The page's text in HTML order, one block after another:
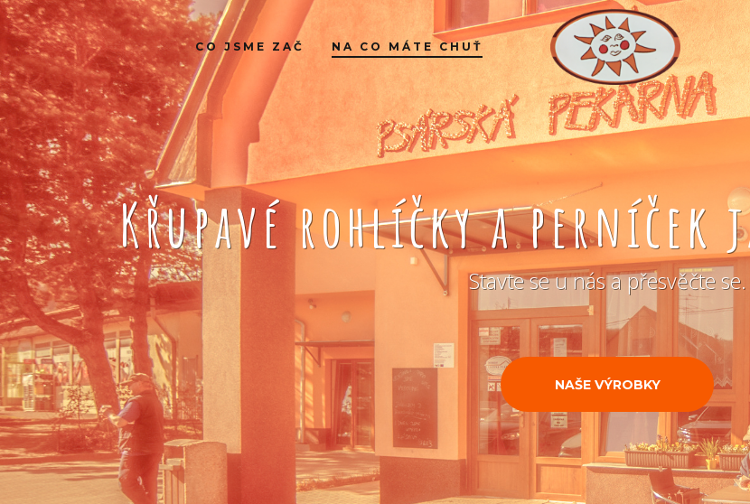
CO JSME ZAČ NA CO MÁTE CHUŤ
Křupavé rohlíčky a perníček
Stavte se u nás a přesvěčte se.
NAŠE VÝROBKY